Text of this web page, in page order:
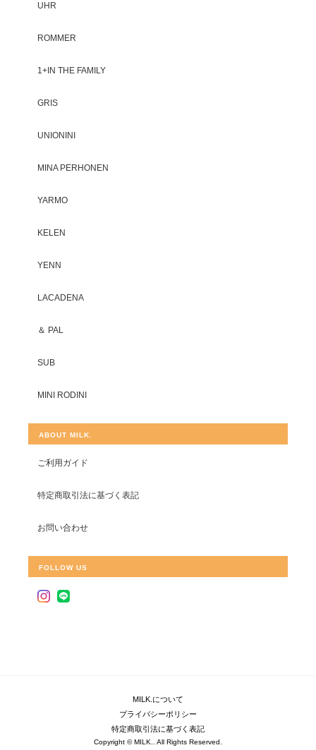
UHR
ROMMER
1+IN THE FAMILY
GRIS
UNIONINI
MINA PERHONEN
YARMO
KELEN
YENN
LACADENA
＆ PAL
SUB
MINI RODINI
ABOUT MILK.
ご利用ガイド
特定商取引法に基づく表記
お問い合わせ
FOLLOW US
MILK.について
プライバシーポリシー
特定商取引法に基づく表記
Copyright © MILK.. All Rights Reserved.